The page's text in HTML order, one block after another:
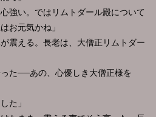
強い。ではリムトダール殿について
お元気かね」
震える。長老は、大僧正リムトダー
た──あの、心優しき大僧正様を
た」